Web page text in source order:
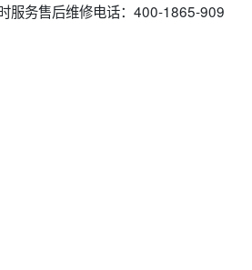
服务售后维修电话：400-1865-909